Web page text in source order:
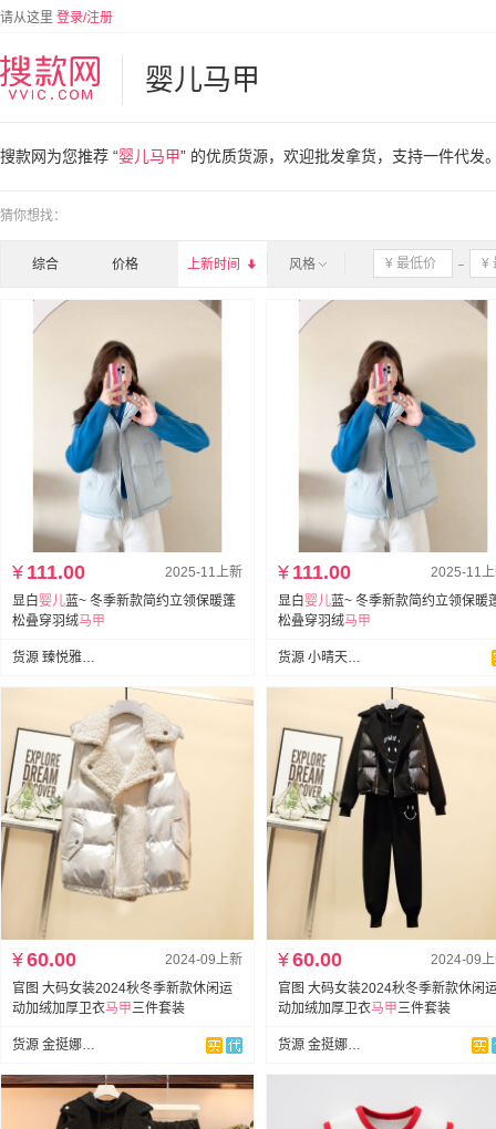
请从这里 登录/注册
婴儿马甲
搜款网为您推荐 “婴儿马甲” 的优质货源，欢迎批发拿货，支持一件代发
猜你想找：
综合 价格 上新时间  风格
2025-11上新
¥ 111.00
显白婴儿蓝~ 冬季新款简约立领保暖蓬
松叠穿羽绒马甲
货源 臻悦雅Reya grace服装
2025-11
¥ 111.00
显白婴儿蓝~ 冬季新款简约立领保暖
松叠穿羽绒马甲
货源 小晴天~全店现货
2024-09上新
¥60.00
官图 大码女装2024秋冬季新款休闲运
动加绒加厚卫衣马甲三件套装
货源 金挺娜【全店做货】
2024-09
¥60.00
官图 大码女装2024秋冬季新款休闲
动加绒加厚卫衣马甲三件套装
货源 金挺娜【全店做货】